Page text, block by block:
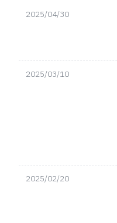
2025/04/30
2025/03/10
2025/02/20